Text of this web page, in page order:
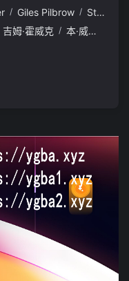
/ Giles Pilbrow / Steve Punt
吉姆·霍威克 / 本·威尔邦德